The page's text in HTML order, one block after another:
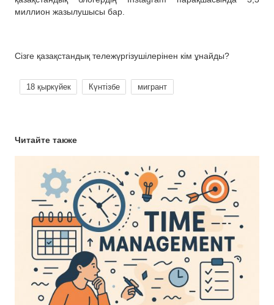
миллион жазылушысы бар.
Сізге қазақстандық тележүргізушілерінен кім ұнайды?
18 қыркүйек Күнтізбе мигрант
Читайте также